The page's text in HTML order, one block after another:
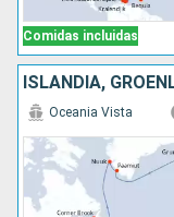
Comidas incluidas
Oceania Vista